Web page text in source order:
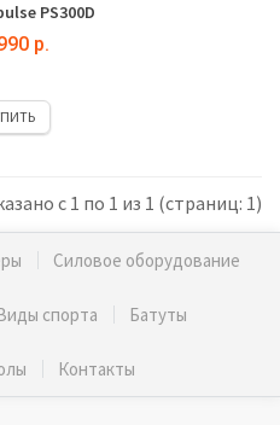
PS300D
р.
с 1 по 1 из 1 (страниц: 1)
Силовое оборудование
спорта Батуты
Контакты